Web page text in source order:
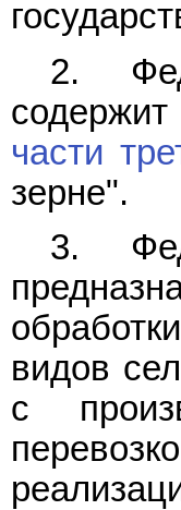
2.
части
зерне".
3.
видов
с